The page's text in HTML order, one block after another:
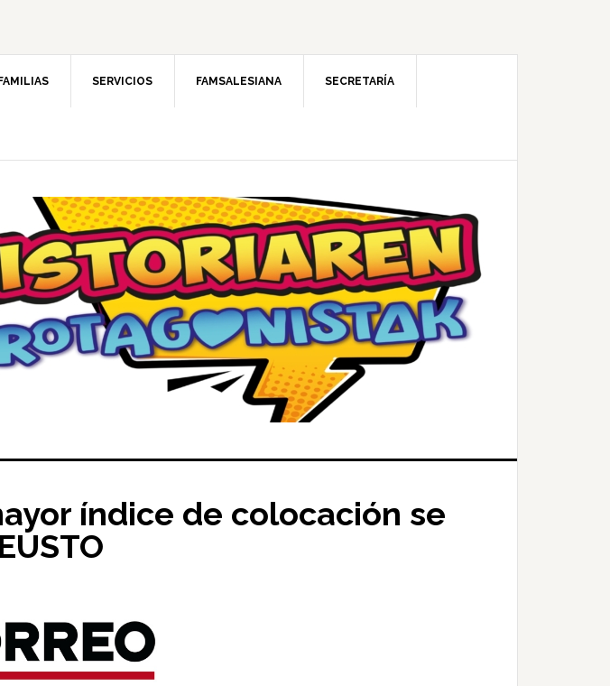
FAMILIAS SERVICIOS FAMSALESIANA SECRETARÍA
índice de colocación se